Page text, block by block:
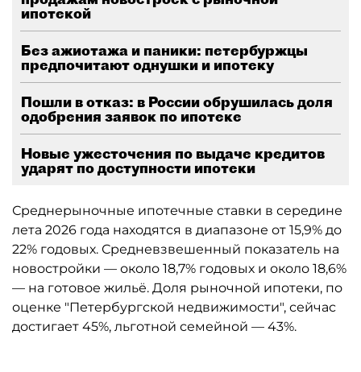
ипотекой
Без ажиотажа и паники: петербуржцы
предпочитают однушки и ипотеку
Пошли в отказ: в России обрушилась доля
одобрения заявок по ипотеке
Новые ужесточения по выдаче кредитов
ударят по доступности ипотеки
Среднерыночные ипотечные ставки в середине
лета 2026 года находятся в диапазоне от 15,9% до
22% годовых. Средневзвешенный показатель на
новостройки — около 18,7% годовых и около 18,6%
— на готовое жильё. Доля рыночной ипотеки, по
оценке "Петербургской недвижимости", сейчас
достигает 45%, льготной семейной — 43%.